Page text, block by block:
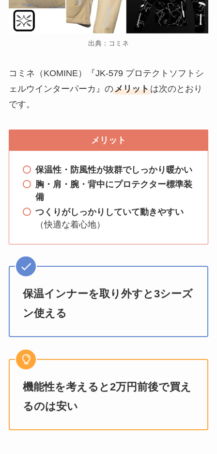
出典：コミネ
コミネ（KOMINE）『JK-579 プロテクトソフトシ
ェルウインターパーカ』のメリットは次のとおり
です。
メリット
保温性・防風性が抜群でしっかり暖かい
胸・肩・腕・背中にプロテクター標準装
備
つくりがしっかりしていて動きやすい
（快適な着心地）
保温インナーを取り外すと3シーズ
ン使える
機能性を考えると2万円前後で買え
るのは安い